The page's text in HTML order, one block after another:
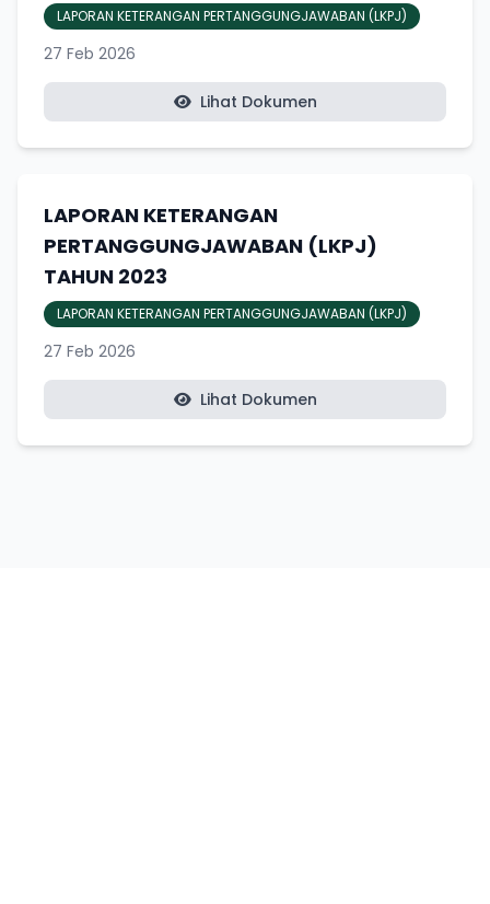
LAPORAN KETERANGAN PERTANGGUNGJAWABAN (LKPJ)
27 Feb 2026
Lihat Dokumen
LAPORAN KETERANGAN
PERTANGGUNGJAWABAN (LKPJ)
TAHUN 2023
LAPORAN KETERANGAN PERTANGGUNGJAWABAN (LKPJ)
27 Feb 2026
Lihat Dokumen